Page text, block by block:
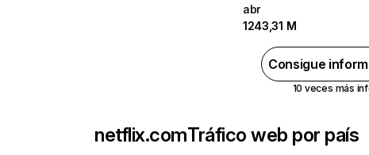
abr
1243,31 M
Consigue
10 veces más
netflix.comTráfico web por país